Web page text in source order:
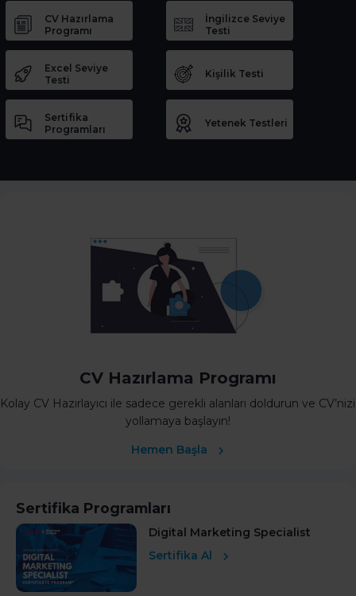
CV Hazırlama
Programı
İngilizce Seviye
Testi
Excel Seviye
Testi
Kişilik Testi
Sertifika
Programları
Yetenek Testleri
CV Hazırlama Programı
Kolay CV Hazırlayıcı ile sadece gerekli alanları doldurun ve CV’nizi
yollamaya başlayın!
Hemen Başla
Sertifika Programları
Digital Marketing Specialist
Sertifika Al